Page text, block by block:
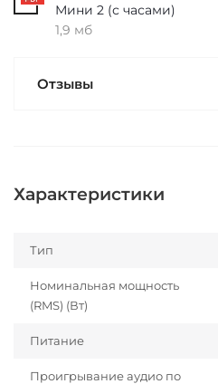
Мини 2 (с часами)
1,9 мб
Отзывы
Характеристики
Тип
Номинальная мощность
(RMS) (Вт)
Питание
Проигрывание аудио по